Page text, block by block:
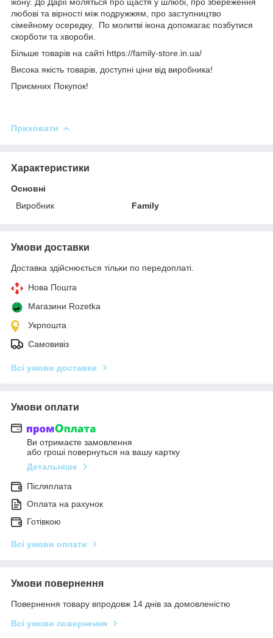
любові та вірності між подружжям, про заступництво
сімейному осередку. По молитві ікона допомагає позбутися
скорботи та хвороби.
Більше товарів на сайті https://family-store.in.ua/
Висока якість товарів, доступні ціни від виробника!
Приємних Покупок!
Приховати
Характеристики
Основні
Виробник
Family
Умови доставки
Доставка здійснюється тільки по передоплаті.
Нова Пошта
Магазини Rozetka
Укрпошта
Самовивіз
Всі умови доставки
Умови оплати
Ви отримаєте замовлення
або гроші повернуться на вашу картку
Детальніше
Післяплата
Оплата на рахунок
Готівкою
Всі умови оплати
Умови повернення
Повернення товару впродовж 14 днів за домовленістю
Всі умови повернення